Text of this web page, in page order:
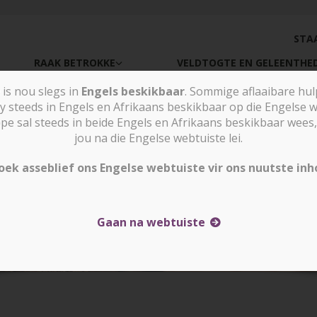
RAAK BETROKKE VELDTOGTE EN
vervolging die
nou slegs in Engels beskikbaar. Sommige aflaaibare
steeds in Engels en Afrikaans beskikbaar op die Engelse
sal steeds in beide Engels en Afrikaans beskikbaar
jou na die Engelse webtuiste lei.
asseblief ons Engelse webtuiste vir ons nuutste
Gaan na webtuiste